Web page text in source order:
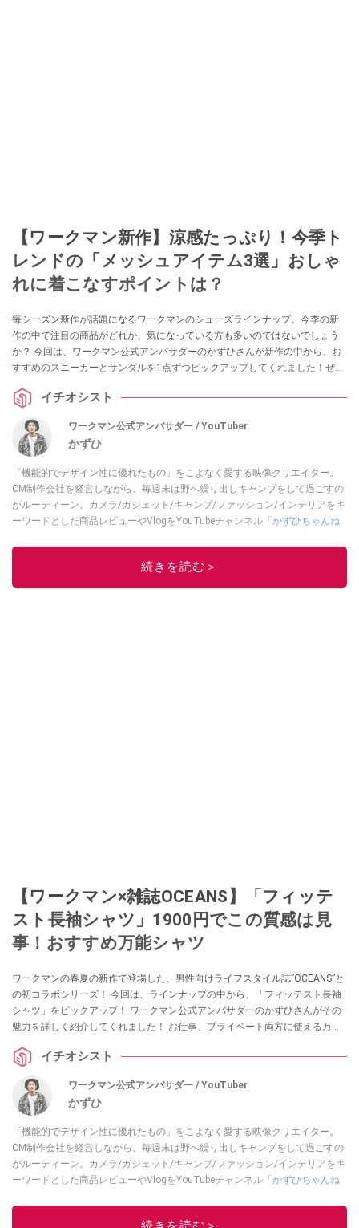
【ワークマン新作】涼感たっぷり！今季ト
レンドの「メッシュアイテム3選」おしゃ
れに着こなすポイントは？
毎シーズン新作が話題になるワークマンのシューズラインナップ。今季の新
作の中で注目の商品がどれか、気になっている方も多いのではないでしょう
か？ 今回は、ワークマン公式アンバサダーのかずひさんが新作の中から、お
すすめのスニーカーとサンダルを1点ずつピックアップしてくれました！ぜひ
イチオシスト
ワークマン公式アンバサダー / YouTuber
かずひ
「機能的でデザイン性に優れたもの」をこよなく愛する映像クリエイター。
CM制作会社を経営しながら、毎週末は野へ繰り出しキャンプをして過ごすの
がルーティーン。カメラ/ガジェット/キャンプ/ファッション/インテリアをキ
ーワードとした商品レビューやVlogをYouTubeチャンネル「かずひちゃんね
ん である。
続きを読む＞
【ワークマン×雑誌OCEANS】「フィッテ
スト長袖シャツ」1900円でこの質感は見
事！おすすめ万能シャツ
ワークマンの春夏の新作で登場した、男性向けライフスタイル誌”OCEANS”と
の初コラボシリーズ！ 今回は、ラインナップの中から、「フィッテスト長袖
シャツ」をピックアップ！ ワークマン公式アンバサダーのかずひさんがその
魅力を詳しく紹介してくれました！ お仕事、プライベート両方に使える万能
イチオシスト
ワークマン公式アンバサダー / YouTuber
かずひ
「機能的でデザイン性に優れたもの」をこよなく愛する映像クリエイター。
CM制作会社を経営しながら、毎週末は野へ繰り出しキャンプをして過ごすの
がルーティーン。カメラ/ガジェット/キャンプ/ファッション/インテリアをキ
ーワードとした商品レビューやVlogをYouTubeチャンネル「かずひちゃんね
ん である。